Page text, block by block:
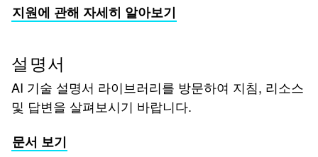
지원에 관해 자세히 알아보기
설명서
AI 기술 설명서 라이브러리를 방문하여 지침, 리소스
및 답변을 살펴보시기 바랍니다.
문서 보기